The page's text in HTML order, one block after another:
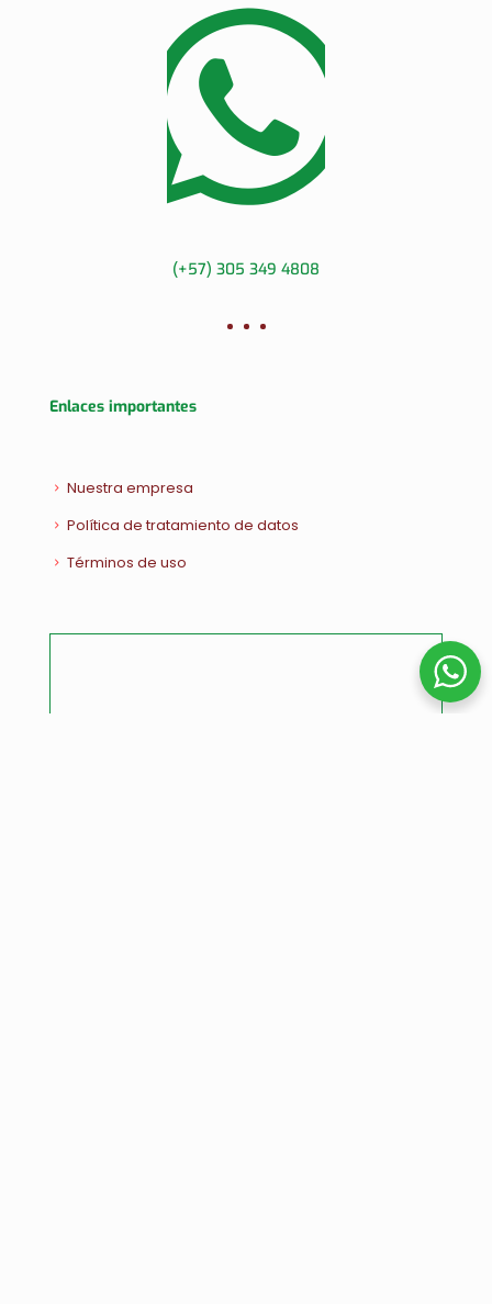
(+57) 305 349 4808
Enlaces importantes
Nuestra empresa
Política de tratamiento de datos
Términos de uso